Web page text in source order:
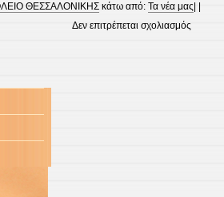
ΘΕΣΣΑΛΟΝΙΚΗΣ κάτω από:Τα νέα μας
Δεν επιτρέπεται σχολιασμός